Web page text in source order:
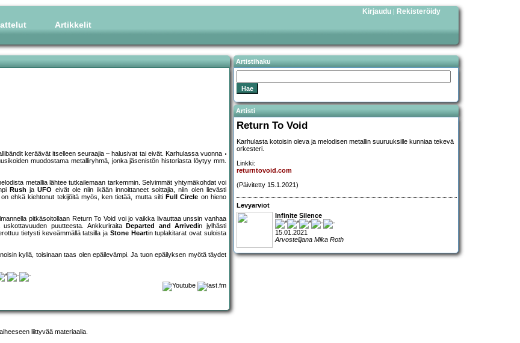
Artikkelit
Kirjaudu | Rekisteröidy
keräävät itselleen seuraajia – halusivat tai eivät. Karhulassa vuonna
muodostama metalliryhmä, jonka jäsenistön historiasta löytyy mm.
metallia lähtee tutkailemaan tarkemmin. Selvimmät yhtymäkohdat voi
Rush jaUFO eivät ole niin ikään innoittaneet soittajia, niin olen lievästi
ehkä kiehtonut tekijöitä myös, ken tietää, mutta silti Full Circle on hieno
pitkäsoitollaan Return To Void voi jo vaikka livauttaa unssin vanhaa
puutteesta. Ankkuriraita Departed and Arrivedin jylhästi
tietysti keveämmällä tatsilla ja Stone Heartin tuplakitarat ovat suloista
kyllä, toisinaan taas olen epäilevämpi. Ja tuon epäilyksen myötä täydet
Artistihaku
Artisti
Return To Void
Karhulasta kotoisin oleva ja melodisen metallin suuruuksille kunniaa tekevä
orkesteri.
Linkki:
returntovoid.com
(Päivitetty 15.1.2021)
Levyarviot
Infinite Silence
15.01.2021
Arvostelijana Mika Roth
liittyvää materiaalia.